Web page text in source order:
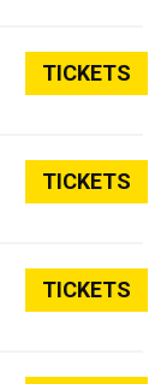
TICKETS
TICKETS
TICKETS